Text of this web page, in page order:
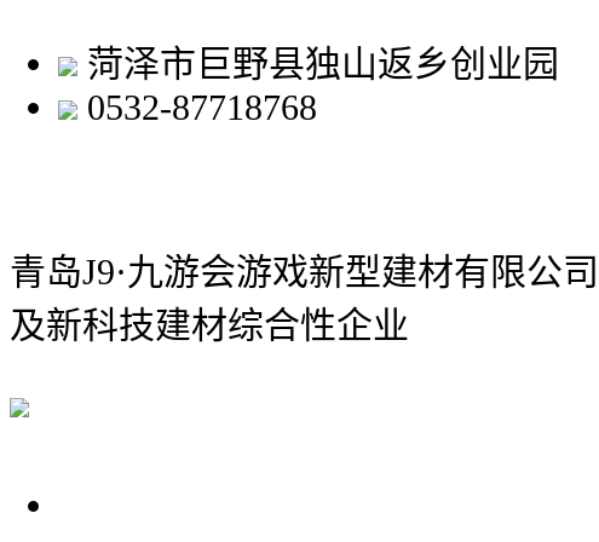
菏泽市巨野县独山返乡创业园
0532-87718768
青岛J9·九游会游戏新型建材有限公司
及新科技建材综合性企业